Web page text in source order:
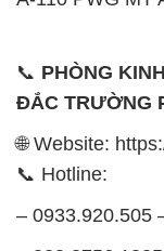
🌐 Website:
– 0933.920.505
028.3756.1841-
0902.765.866